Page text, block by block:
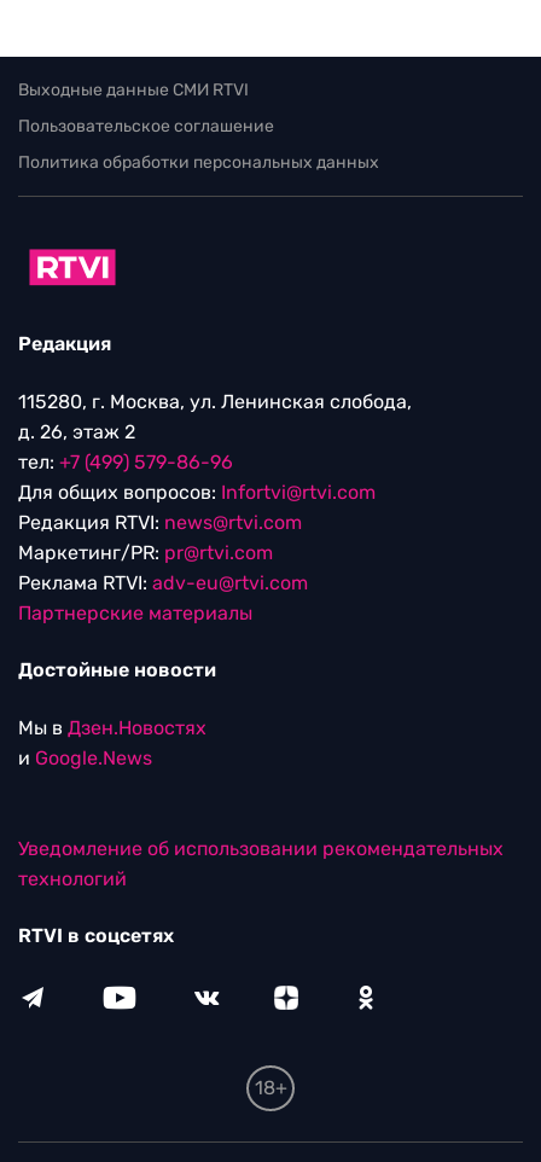
Выходные данные СМИ RTVI
Пользовательское соглашение
Политика обработки персональных данных
Редакция
115280, г. Москва, ул. Ленинская слобода,
д. 26, этаж 2
тел: +7 (499) 579-86-96
Для общих вопросов: Infortvi@rtvi.com
Редакция RTVI: news@rtvi.com
Маркетинг/PR: pr@rtvi.com
Реклама RTVI: adv-eu@rtvi.com
Партнерские материалы
Достойные новости
Мы в Дзен.Новостях
и Google.News
Уведомление об использовании рекомендательных
технологий
RTVI в соцсетях
18+